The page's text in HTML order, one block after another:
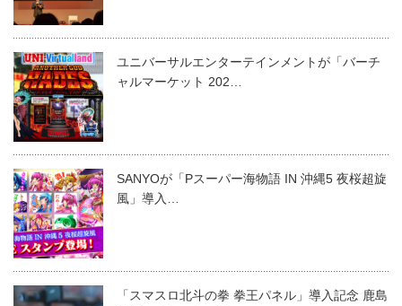
ユニバーサルエンターテインメントが「バーチ
ャルマーケット 202…
SANYOが「Pスーパー海物語 IN 沖縄5 夜桜超旋
風」導入…
「スマスロ北斗の拳 拳王パネル」導入記念 鹿島